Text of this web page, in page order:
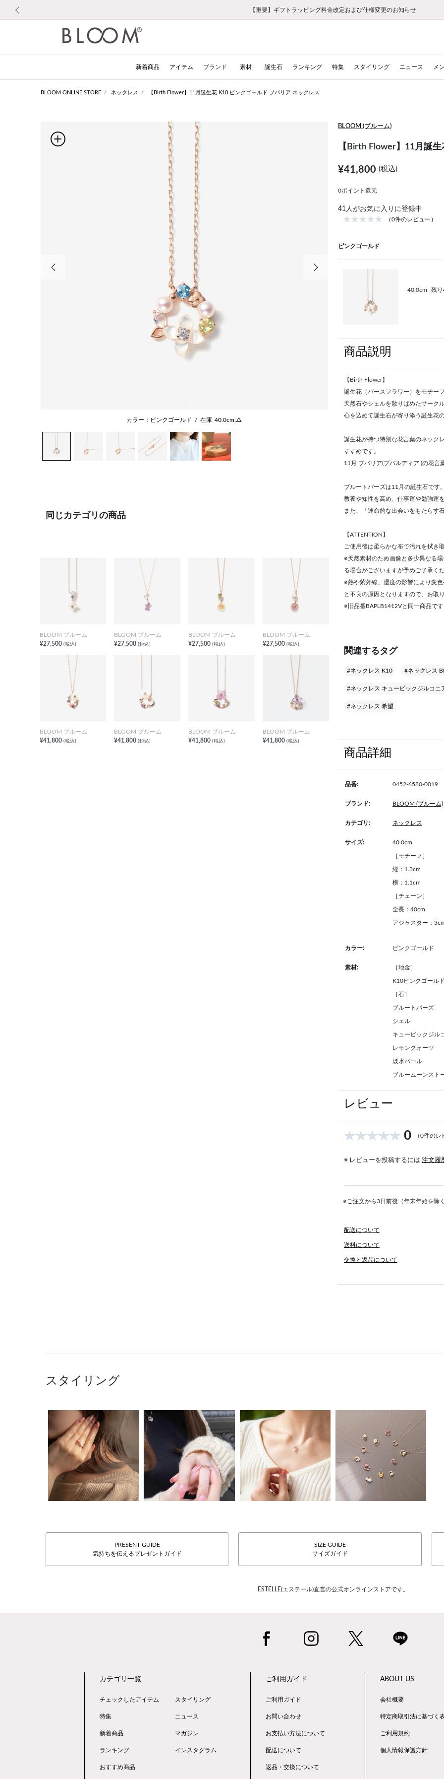
お修理・アフターサービスのご案内
【重要】令和８年熊本地震に伴う集配への影響について
【重要】ギフトラッピング料金改定および仕様変更のお知らせ
【重要】夏季休業の営業についてのご案内
税込5,500円以上で送料無料｜最短24時間以内に発送
新規会員登録で1000ポイントプレゼント！
LINE友だち登録で500円クーポンプレゼント
会員限定！レビュー投稿で100ポイントプレゼント
お修理・アフターサービスのご案内
【重要】令和８年熊本地震に伴う集配への影響について
新着商品 アイテム ブランド 素材 誕生石 ランキング 特集 スタイリング ニュース メ
BLOOM ONLINE STORE ネックレス 【Birth Flower】11月誕生花 K10 ピンクゴールド ブバリア ネックレス
次の画像
カラー：ピンクゴールド / 在庫 40.0cm:△
同じカテゴリの商品
BLOOM ブルーム
¥27,500 (税込)
BLOOM ブルーム
¥27,500 (税込)
BLOOM ブルーム
¥27,500 (税込)
BLOOM ブルーム
¥27,500 (税込)
BLOOM ブルーム
¥41,800 (税込)
BLOOM ブルーム
¥41,800 (税込)
BLOOM ブルーム
¥41,800 (税込)
BLOOM ブルーム
¥41,800 (税込)
BLOOM (ブルーム)
【Birth Flower】11月誕
¥41,800 (税込)
0ポイント還元
41人がお気に入りに登録中
（0件のレビュー）
ピンクゴールド
40.0cm 残り
商品説明
【Birth Flower】
誕生花（バースフラワー）をモチー
天然石やシェルを散りばめたサーク
心を込めて誕生石が寄り添う誕生花
誕生花が持つ特別な花言葉のネック
すすめです。
11月 ブバリア(ブバルディア )の花言
ブルートパーズは11月の誕生石です
教養や知性を高め、仕事運や勉強運
また、「運命的な出会いをもたらす
【ATTENTION】
ご使用後は柔らかな布で汚れを拭き
※天然素材のため画像と多少異なる
る場合がございますが予めご了承くだ
※熱や紫外線、湿度の影響により変
と不良の原因となりますので、お取
※旧品番BAPLB1412Vと同一商品です
関連するタグ
#ネックレス K10 #ネックレス
#ネックレス キュービックジルコニ
#ネックレス 希望
商品詳細
品番: 0452-6580-0019
ブランド: BLOOM (ブルーム)
カテゴリ: ネックレス
サイズ: 40.0cm
［モチーフ］
縦：1.3cm
横：1.1cm
［チェーン］
全長：40cm
アジャスター：
カラー: ピンクゴールド
素材: ［地金］
K10ピンクゴールド
［石］
ブルートパーズ
シェル
キュービックジル
レモンクォーツ
淡水パール
ブルームーンスト
レビュー
0 （0件のレ
※ レビューを投稿するには 注文履
※ご注文から3日前後（年末年始を除
配送について
送料について
交換と返品について
スタイリング
PRESENT GUIDE
気持ちを伝えるプレゼントガイド
SIZE GUIDE
サイズガイド
ESTELLE(エステール)直営の公式オンラインストアです。
カテゴリ一覧
チェックしたアイテム
特集
新着商品
ランキング
おすすめ商品
スタイリング
ニュース
マガジン
インスタグラム
ご利用ガイド
ご利用ガイド
お問い合わせ
お支払い方法について
配送について
返品・交換について
ABOUT US
会社概要
特定商取引法に基づく
ご利用規約
個人情報保護方針